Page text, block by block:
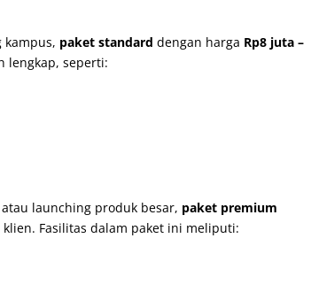
kampus, paket standard dengan harga Rp8 juta –
lengkap, seperti:
launching produk besar, paket premium
Fasilitas dalam paket ini meliputi: